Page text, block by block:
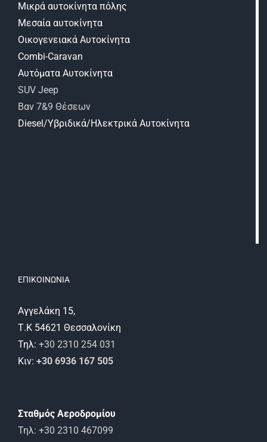
Μικρά αυτοκίνητα πόλης
Μεσαία αυτοκίνητα
Οικογενειακά Αυτοκίνητα
Combi-Caravan
Αυτόματα Αυτοκίνητα
SUV Jeep
Βαν 7&9 Θέσεων
Diesel/Υβριδικά/Ηλεκτρικά Αυτοκίνητα
ΕΠΙΚΟΙΝΩΝΙΑ
Αγγελάκη 15,
Τ.Κ 54621 Θεσσαλονίκη
Τηλ: +30 2310 254 031
Κιν: +30 6936 167 505
Σταθμός Αεροδρομίου
Τηλ: +30 2310 467099